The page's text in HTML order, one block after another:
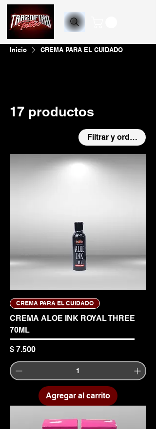
Inicio CREMA PARA EL CUIDADO
17 productos
Filtrar y ordenar
CREMA PARA EL CUIDADO
CREMA ALOE INK ROYAL THREE
70ML
Precio
$ 7.500
Agregar al carrito